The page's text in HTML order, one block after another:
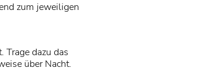
zum jeweiligen
dazu das
über Nacht.